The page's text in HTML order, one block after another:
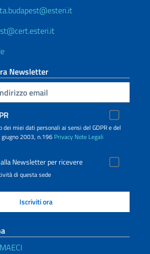
Newsletter
miei dati personali ai sensi del GDPR e del
2003, n.196 Privacy Note Legali
Newsletter per ricevere
di questa sede